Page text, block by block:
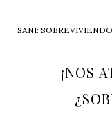
SANI:
¡NOS